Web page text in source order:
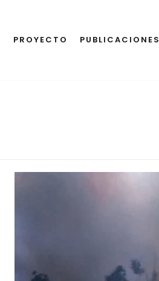
PROYECTO PUBLICACIONES